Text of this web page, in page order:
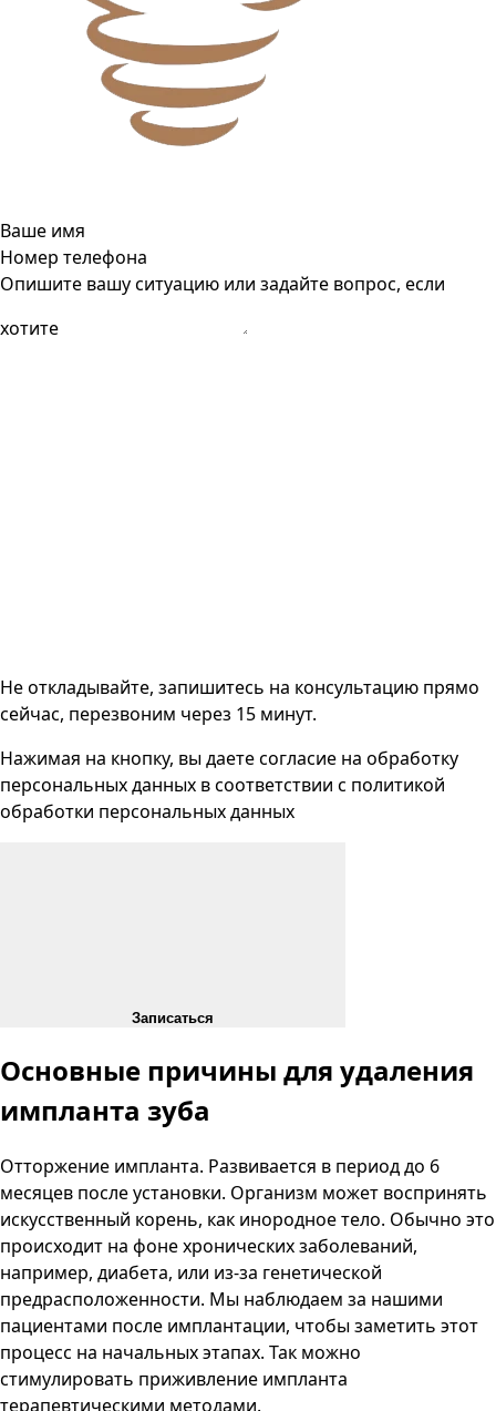
Ваше имя
Номер телефона
Опишите вашу ситуацию или задайте вопрос, если
хотите
Не откладывайте, запишитесь на консультацию прямо
сейчас, перезвоним через 15 минут.
Нажимая на кнопку, вы даете согласие на обработку
персональных данных в соответствии с политикой
обработки персональных данных
Записаться
Основные причины для удаления
импланта зуба
Отторжение импланта. Развивается в период до 6
месяцев после установки. Организм может воспринять
искусственный корень, как инородное тело. Обычно это
происходит на фоне хронических заболеваний,
например, диабета, или из-за генетической
предрасположенности. Мы наблюдаем за нашими
пациентами после имплантации, чтобы заметить этот
процесс на начальных этапах. Так можно
стимулировать приживление импланта
терапевтическими методами.